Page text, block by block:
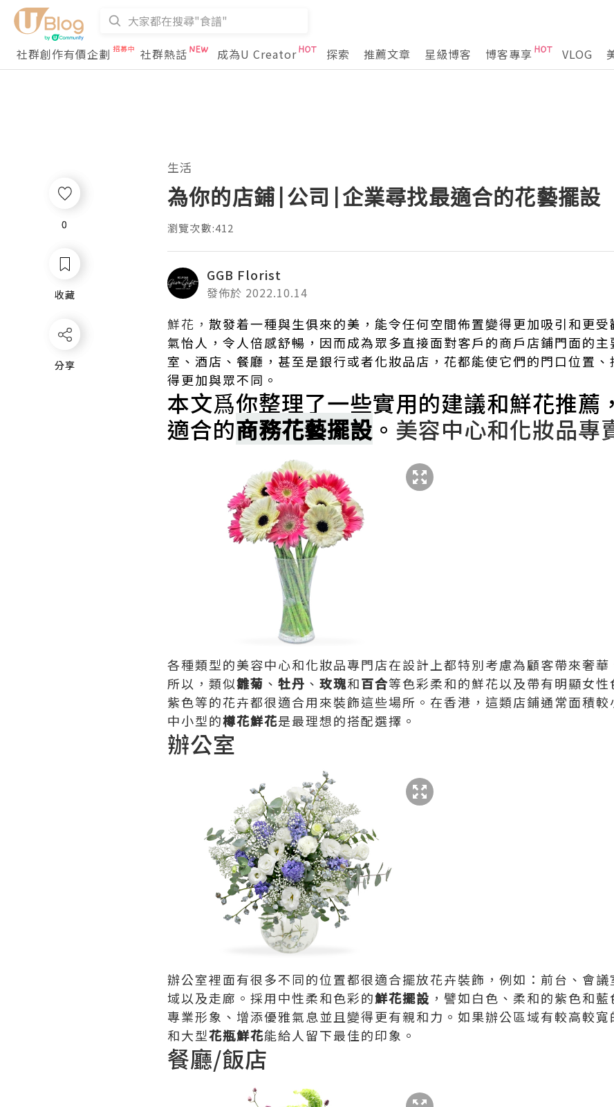
社群創作有價企劃
社群熱話 成為U Creator 探索 推薦文章 星級博客 博客專享 VLOG
0
收藏
分享
生活
為你的店鋪|公司|企業尋找最適合的花藝擺設
瀏覽次數:412
GGB Florist
發佈於 2022.10.14
鮮花， 散發着一種與生俱來的美，能令任何空間佈置變得更加吸引和更
氣怡人，令人倍感舒暢，因而成為眾多直接面對客戶的商戶店鋪門面的
室、酒店、餐廳，甚至是銀行或者化妝品店，花都能使它們的門口位置
得更加與眾不同。
本文爲你整理了一些實用的建議和鮮花推薦
適合的商務花藝擺設 。 美容中心和化妝品專
各種類型的美容中心和化妝品專門店在設計上都特別考慮為顧客帶來奢華
所以，類似雛菊 、 牡丹 、 玫瑰和百合等色彩柔和的鮮花以及帶有明顯女
紫色等的花卉都很適合用來裝飾這些場所。在香港，這類店鋪通常面積較
中小型的樽花鮮花是最理想的搭配選擇。
辦公室
辦公室裡面有很多不同的位置都很適合擺放花卉裝飾，例如：前台、會
域以及走廊。採用中性柔和色彩的鮮花擺設 ，譬如白色、柔和的紫色和
專業形象、增添優雅氣息並且變得更有親和力。如果辦公區域有較高較
和大型花瓶鮮花能給人留下最佳的印象。
餐廳/飯店
0
收藏
分享